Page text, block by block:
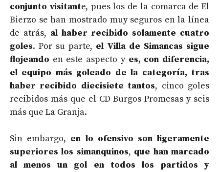
conjunto visitante, pues los de la comarca de El
Bierzo se han mostrado muy seguros en la línea
de atrás, al haber recibido solamente cuatro
goles. Por su parte, el Villa de Simancas sigue
flojeando en este aspecto y es, con diferencia,
el equipo más goleado de la categoría, tras
haber recibido diecisiete tantos, cinco goles
recibidos más que el CD Burgos Promesas y seis
más que La Granja.
Sin embargo, en lo ofensivo son ligeramente
superiores los simanquinos, que han marcado
al menos un gol en todos los partidos y